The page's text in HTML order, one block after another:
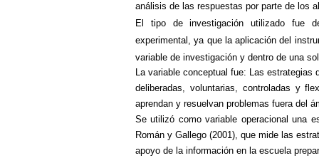
análisis de las respuestas por parte de los
El tipo de investigación utilizado fue
experimental, ya que la aplicación del
variable de investigación y dentro de una
La variable conceptual fue: Las estrategias
deliberadas, voluntarias, controladas y
aprendan y resuelvan problemas fuera del
Se utilizó como variable operacional una
Román y Gallego (2001), que mide las
apoyo de la información en la escuela